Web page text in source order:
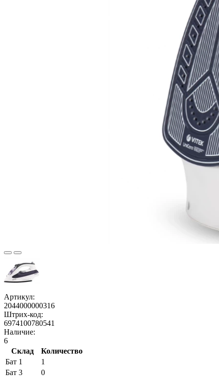
Артикул:
2044000000316
Штрих-код:
6974100780541
Наличие:
6
Склад
Количество
Бат 1
1
Бат 3
0